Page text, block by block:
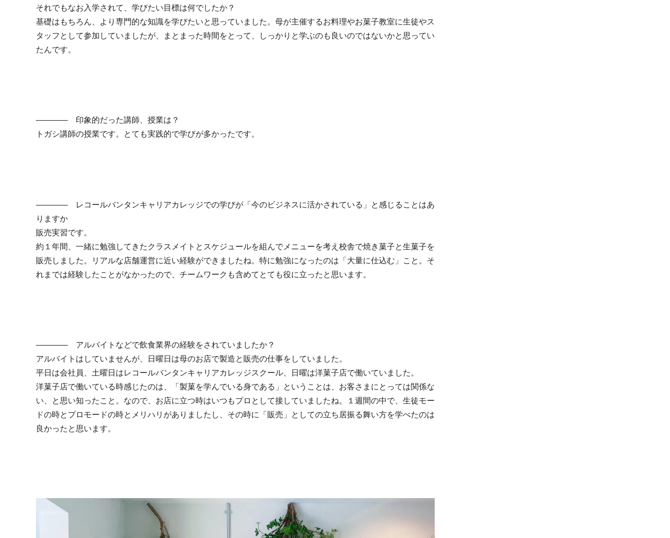
それでもなお入学されて、学びたい目標は何でしたか？
基礎はもちろん、より専門的な知識を学びたいと思っていました。母が主催するお料理やお菓子教室に生徒やス
タッフとして参加していましたが、まとまった時間をとって、しっかりと学ぶのも良いのではないかと思ってい
たんです。
―――― 印象的だった講師、授業は？
トガシ講師の授業です。とても実践的で学びが多かったです。
―――― レコールバンタンキャリアカレッジでの学びが「今のビジネスに活かされている」と感じることはあ
りますか
販売実習です。
約１年間、一緒に勉強してきたクラスメイトとスケジュールを組んでメニューを考え校舎で焼き菓子と生菓子を
販売しました。リアルな店舗運営に近い経験ができましたね。特に勉強になったのは「大量に仕込む」こと。そ
れまでは経験したことがなかったので、チームワークも含めてとても役に立ったと思います。
―――― アルバイトなどで飲食業界の経験をされていましたか？
アルバイトはしていませんが、日曜日は母のお店で製造と販売の仕事をしていました。
平日は会社員、土曜日はレコールバンタンキャリアカレッジスクール、日曜は洋菓子店で働いていました。
洋菓子店で働いている時感じたのは、「製菓を学んでいる身である」ということは、お客さまにとっては関係な
い、と思い知ったこと。なので、お店に立つ時はいつもプロとして接していましたね。１週間の中で、生徒モー
ドの時とプロモードの時とメリハリがありましたし、その時に「販売」としての立ち居振る舞い方を学べたのは
良かったと思います。